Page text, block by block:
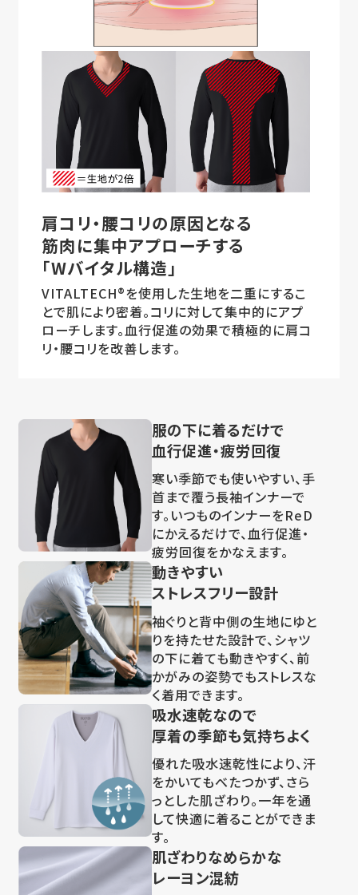
肩コリ・腰コリの原因となる
筋肉に集中アプローチする
「Wバイタル構造」
VITALTECH®を使用した生地を二重にするこ
とで肌により密着。コリに対して集中的にアプ
ローチします。血行促進の効果で積極的に肩コ
リ・腰コリを改善します。
服の下に着るだけで
血行促進・疲労回復
寒い季節でも使いやすい、手
首まで覆う長袖インナーで
す。いつものインナーをReD
にかえるだけで、血行促進・
疲労回復をかなえます。
動きやすい
ストレスフリー設計
袖ぐりと背中側の生地にゆと
りを持たせた設計で、シャツ
の下に着ても動きやすく、前
かがみの姿勢でもストレスな
く着用できます。
吸水速乾なので
厚着の季節も気持ちよく
優れた吸水速乾性により、汗
をかいてもべたつかず、さら
っとした肌ざわり。一年を通
して快適に着ることができま
す。
肌ざわりなめらかな
レーヨン混紡